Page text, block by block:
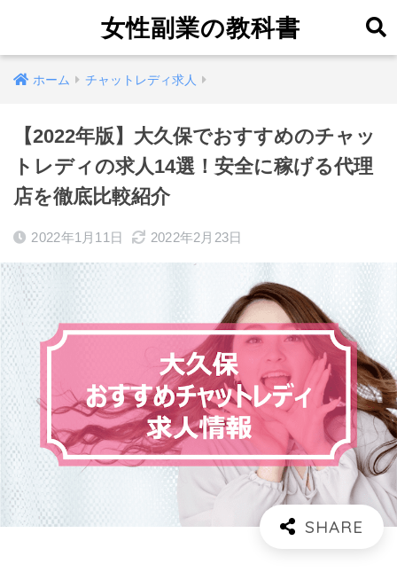
女性副業の教科書
ホーム チャットレディ求人
【2022年版】大久保でおすすめのチャッ
トレディの求人14選！安全に稼げる代理
店を徹底比較紹介
2022年1月11日 2022年2月23日